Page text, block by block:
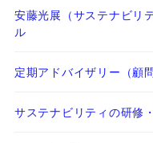
安藤光展（サステナビリ
ル
定期アドバイザリー（顧
サステナビリティの研修